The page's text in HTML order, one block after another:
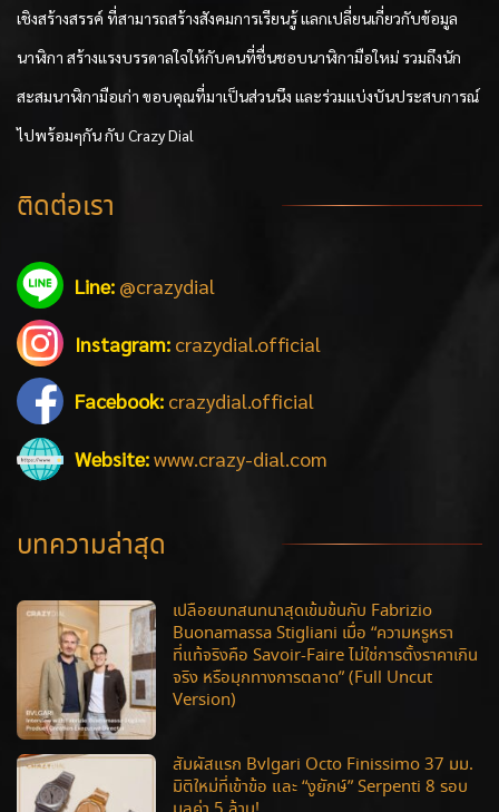
เชิงสร้างสรรค์ ที่สามารถสร้างสังคมการเรียนรู้ แลกเปลี่ยนเกี่ยวกับข้อมูล
นาฬิกา สร้างแรงบรรดาลใจให้กับคนที่ชื่นชอบนาฬิกามือใหม่ รวมถึงนัก
สะสมนาฬิกามือเก่า ขอบคุณที่มาเป็นส่วนนึง และร่วมแบ่งบันประสบการณ์
ไปพร้อมๆกัน กับ Crazy Dial
ติดต่อเรา
Line: @crazydial
Instagram: crazydial.official
Facebook: crazydial.official
Website:www.crazy-dial.com
บทความล่าสุด
เปลือยบทสนทนาสุดเข้มข้นกับ Fabrizio
Buonamassa Stigliani เมื่อ “ความหรูหรา
ที่แท้จริงคือ Savoir-Faire ไม่ใช่การตั้งราคาเกิน
จริง หรือมุกทางการตลาด” (Full Uncut
Version)
สัมผัสแรก Bvlgari Octo Finissimo 37 มม.
มิติใหม่ที่เข้าข้อ และ “งูยักษ์” Serpenti 8 รอบ